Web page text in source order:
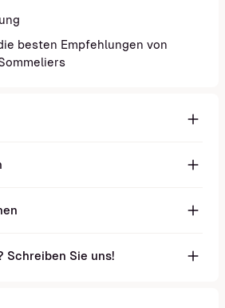
besten Empfehlungen von
Schreiben Sie uns!